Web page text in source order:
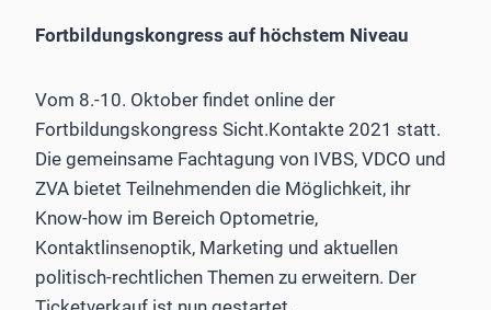
Fortbildungskongress auf höchstem Niveau
Vom 8.-10. Oktober findet online der
Fortbildungskongress Sicht.Kontakte 2021 statt.
Die gemeinsame Fachtagung von IVBS, VDCO und
ZVA bietet Teilnehmenden die Möglichkeit, ihr
Know-how im Bereich Optometrie,
Kontaktlinsenoptik, Marketing und aktuellen
politisch-rechtlichen Themen zu erweitern. Der